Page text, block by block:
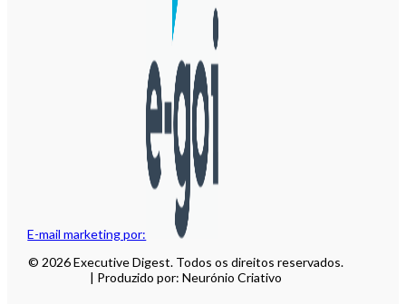
E-mail marketing por:
© 2026 Executive Digest. Todos os direitos reservados.
| Produzido por: Neurónio Criativo